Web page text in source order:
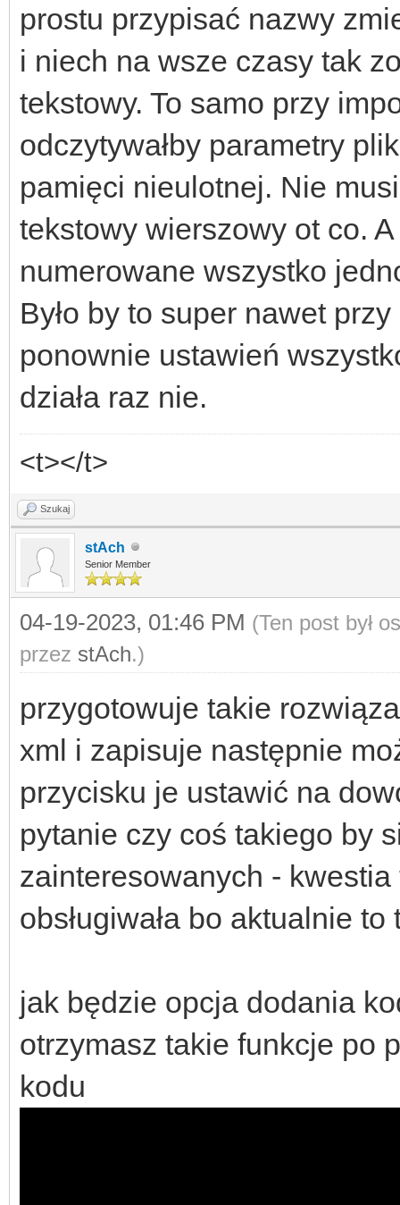
prostu przypisać nazwy
i niech na wsze czasy tak
tekstowy. To samo przy
odczytywałby parametry
pamięci nieulotnej. Nie
tekstowy wierszowy ot co.
numerowane wszystko
Było by to super nawet
ponownie ustawień
działa raz nie.
<t></t>
Szukaj
stAch
Senior Member
04-19-2023, 01:46 PM (Ten post był
przez stAch.)
przygotowuje takie
xml i zapisuje następnie
przycisku je ustawić na
pytanie czy coś takiego by
zainteresowanych -
obsługiwała bo aktualnie
jak będzie opcja dodania
otrzymasz takie funkcje po
kodu